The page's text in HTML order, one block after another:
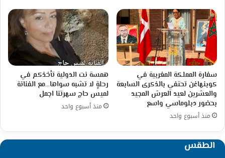
سفارة المملكة المغربية في
كوبنهاغن تحتفي بالذكرى السابعة
والعشرين لعيد العرش المجيد
بحضور دبلوماسي واسع
منذ أسبوع واحد
همسة نت الدولية تأخذكم في
رحلةٍ لا تشبه سواها…مع الفنانة
لميس حاج سهرتنا اجمل
منذ أسبوع واحد
الطقس